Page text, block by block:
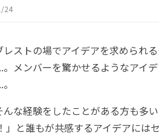
24
レストの場でアイデアを求められ
。メンバーを驚かせるようなアイ
んな経験をしたことがある方も多
」と誰もが共感するアイデアには